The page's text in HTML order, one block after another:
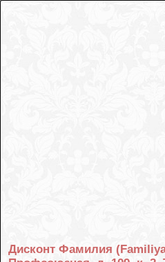
Дисконт Фамилия